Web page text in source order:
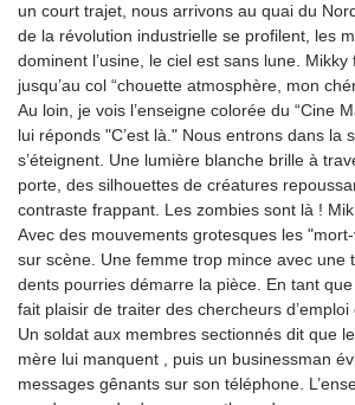
un court trajet, nous arrivons au quai du
de la révolution industrielle se profilent, les
dominent l’usine, le ciel est sans lune.
jusqu’au col “chouette atmosphère, mon
Au loin, je vois l’enseigne colorée du “Cine
lui réponds "C’est là." Nous entrons dans la
s’éteignent. Une lumière blanche brille à
porte, des silhouettes de créatures
contraste frappant. Les zombies sont là !
Avec des mouvements grotesques les
sur scène. Une femme trop mince avec une
dents pourries démarre la pièce. En tant
fait plaisir de traiter des chercheurs d’emploi
Un soldat aux membres sectionnés dit que
mère lui manquent , puis un businessman
messages gênants sur son téléphone.